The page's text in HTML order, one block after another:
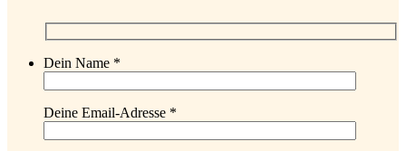
Dein Name *
Deine Email-Adresse *